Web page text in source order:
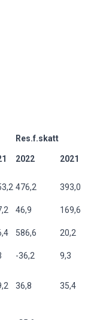
Res.f.skatt
2022 2021
476,2
393,0
46,9 169,6
586,6
20,2
-36,2 9,3
36,8 35,4